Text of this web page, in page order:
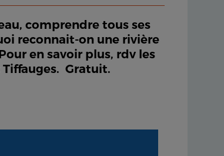
comprendre tous ses
reconnait-on une rivière
en savoir plus, rdv les
Tiffauges. Gratuit.